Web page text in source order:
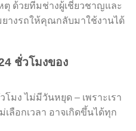
ตุ ด้วยทีมช่างผู้เชี่ยวชาญและ
างรถให้คุณกลับมาใช้งานได้
ชั่วโมงของ
มง ไม่มีวันหยุด – เพราะเรา
ลือกเวลา อาจเกิดขึ้นได้ทุก